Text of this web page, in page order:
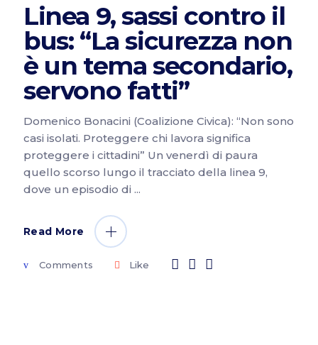
Linea 9, sassi contro il
bus: “La sicurezza non
è un tema secondario,
servono fatti”
Domenico Bonacini (Coalizione Civica): “Non sono
casi isolati. Proteggere chi lavora significa
proteggere i cittadini” Un venerdì di paura
quello scorso lungo il tracciato della linea 9,
dove un episodio di
Read More
Comments Like